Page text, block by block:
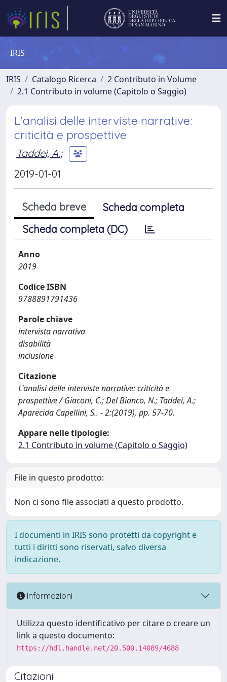
IRIS
IRIS Catalogo Ricerca
2 Contributo in Volume
2.1 Contributo in volume (Capitolo o Saggio)
L'analisi delle interviste narrative:
criticità e prospettive
Taddei, A.;
2019-01-01
Scheda breve
Scheda completa
Scheda completa (DC)
Anno
2019
Codice ISBN
9788891791436
Parole chiave
intervista narrativa
disabilità
inclusione
Citazione
L'analisi delle interviste narrative: criticità e
prospettive / Giaconi, C.; Del Bianco, N.; Taddei, A.;
Aparecida Capellini, S.. - 2:(2019), pp. 57-70.
Appare nelle tipologie:
2.1 Contributo in volume (Capitolo o Saggio)
File in questo prodotto:
Non ci sono file associati a questo prodotto.
I documenti in IRIS sono protetti da copyright e
tutti i diritti sono riservati, salvo diversa
indicazione.
Informazioni
Utilizza questo identificativo per citare o creare un
link a questo documento:
https://hdl.handle.net/20.500.14089/4688
Citazioni